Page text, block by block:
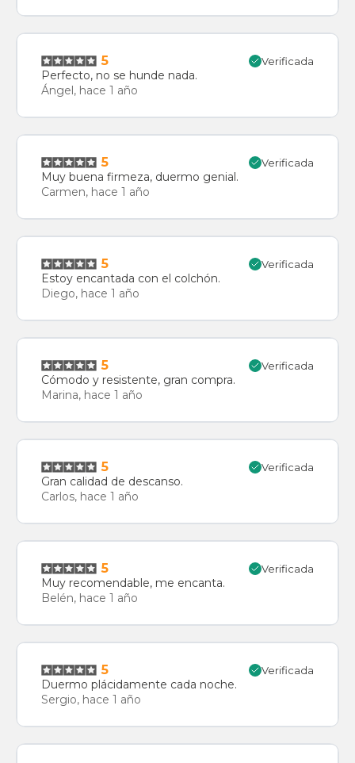
5 Verificada
Perfecto, no se hunde nada.
Ángel, hace 1 año
5 Verificada
Muy buena firmeza, duermo genial.
Carmen, hace 1 año
5 Verificada
Estoy encantada con el colchón.
Diego, hace 1 año
5 Verificada
Cómodo y resistente, gran compra.
Marina, hace 1 año
5 Verificada
Gran calidad de descanso.
Carlos, hace 1 año
5 Verificada
Muy recomendable, me encanta.
Belén, hace 1 año
5 Verificada
Duermo plácidamente cada noche.
Sergio, hace 1 año